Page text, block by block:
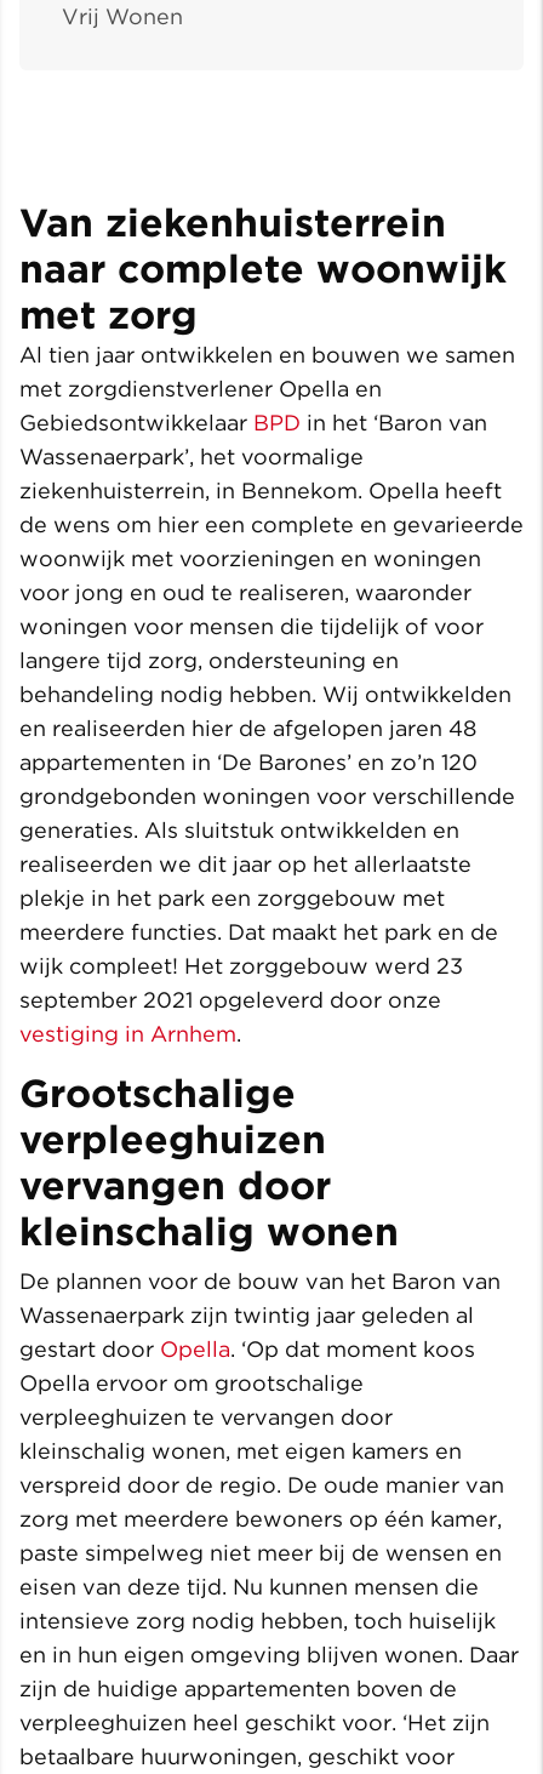
Vrij Wonen
Van ziekenhuisterrein
naar complete woonwijk
met zorg
Al tien jaar ontwikkelen en bouwen we samen
met zorgdienstverlener Opella en
Gebiedsontwikkelaar BPD in het ‘Baron van
Wassenaerpark’, het voormalige
ziekenhuisterrein, in Bennekom. Opella heeft
de wens om hier een complete en gevarieerde
woonwijk met voorzieningen en woningen
voor jong en oud te realiseren, waaronder
woningen voor mensen die tijdelijk of voor
langere tijd zorg, ondersteuning en
behandeling nodig hebben. Wij ontwikkelden
en realiseerden hier de afgelopen jaren 48
appartementen in ‘De Barones’ en zo’n 120
grondgebonden woningen voor verschillende
generaties. Als sluitstuk ontwikkelden en
realiseerden we dit jaar op het allerlaatste
plekje in het park een zorggebouw met
meerdere functies. Dat maakt het park en de
wijk compleet! Het zorggebouw werd 23
september 2021 opgeleverd door onze
vestiging in Arnhem.
Grootschalige
verpleeghuizen
vervangen door
kleinschalig wonen
De plannen voor de bouw van het Baron van
Wassenaerpark zijn twintig jaar geleden al
gestart door Opella. ‘Op dat moment koos
Opella ervoor om grootschalige
verpleeghuizen te vervangen door
kleinschalig wonen, met eigen kamers en
verspreid door de regio. De oude manier van
zorg met meerdere bewoners op één kamer,
paste simpelweg niet meer bij de wensen en
eisen van deze tijd. Nu kunnen mensen die
intensieve zorg nodig hebben, toch huiselijk
en in hun eigen omgeving blijven wonen. Daar
zijn de huidige appartementen boven de
verpleeghuizen heel geschikt voor. ‘Het zijn
betaalbare huurwoningen, geschikt voor